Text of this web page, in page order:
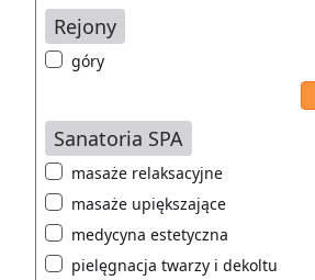
Rejony
góry
Sanatoria SPA
masaże relaksacyjne
masaże upiększające
medycyna estetyczna
pielęgnacja twarzy i dekoltu